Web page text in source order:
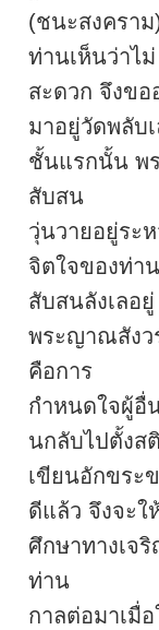
(ชนะสงครา
ท่านเห็นว่าไม่
สะดวก จึงข
มาอยู่วัดพลับ
ชั้นแรกนั้น พ
สับสน
วุ่นวายอยู่ระ
จิตใจของท่า
สับสนลังเลอ
พระญาณสังว
คือการ
กำหนดใจผู้อื่
นกลับไปตั้งส
เขียนอักขระ
ดีแล้ว จึงจะใ
ศึกษาทางเจ
ท่าน
กาลต่อมาเมื่